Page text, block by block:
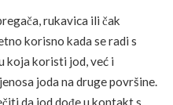
rukavica ili čak
korisno kada se radi s
koja koristi jod, već i
joda na druge površine.
da jod dođe u kontakt s